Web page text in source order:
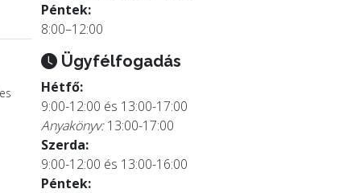
Péntek:
8:00–12:00
Ügyfélfogadás
Hétfő:
9:00-12:00 és 13:00-17:00
Anyakönyv:13:00-17:00
Szerda:
9:00-12:00 és 13:00-16:00
Péntek: